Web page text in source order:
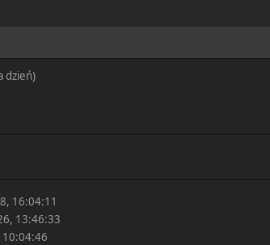
dzień)
16:04:11
13:46:33
10:04:46